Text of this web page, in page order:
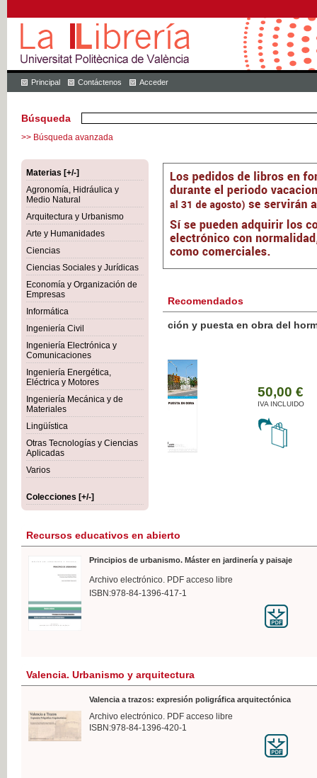
Principal Contáctenos Acceder
Búsqueda
>> Búsqueda avanzada
Materias [+/-]
Agronomía, Hidráulica y
Medio Natural
Arquitectura y Urbanismo
Arte y Humanidades
Ciencias
Ciencias Sociales y Jurídicas
Economía y Organización de
Empresas
Informática
Ingeniería Civil
Ingeniería Electrónica y
Comunicaciones
Ingeniería Energética,
Eléctrica y Motores
Ingeniería Mecánica y de
Materiales
Lingüística
Otras Tecnologías y Ciencias
Aplicadas
Varios
Colecciones [+/-]
Recomendados
Botánica Agroalimentaria
Recursos educativos en abierto
Principios de urbanismo. Máster en jardinería y paisaje
Archivo electrónico. PDF acceso libre
ISBN:978-84-1396-417-1
Valencia. Urbanismo y arquitectura
Valencia a trazos: expresión poligráfica arquitectónica
Archivo electrónico. PDF acceso libre
ISBN:978-84-1396-420-1